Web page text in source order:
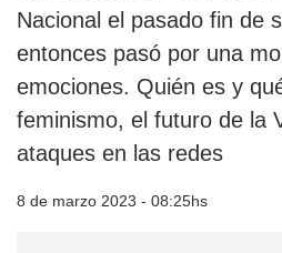
Nacional el pasado fin de
entonces pasó por una
emociones. Quién es y
feminismo, el futuro de la
ataques en las redes
8 de marzo 2023 - 08:25hs